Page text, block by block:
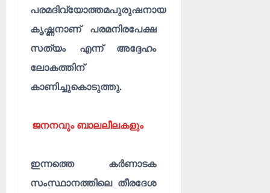
പരമദിവ്യോത്തമപുരുഷനായ
കൃഷ്ണനാണ് പരമനിരപേക്ഷ
സത്യം എന്ന് അദ്ദേഹം
ലോകത്തിന്
കാണിച്ചുകൊടുത്തു.
ജനനവും ബാലലീലകളും
ഇന്നത്തെ കർണാടക
സംസ്ഥാനത്തിലെ തീരദേശ